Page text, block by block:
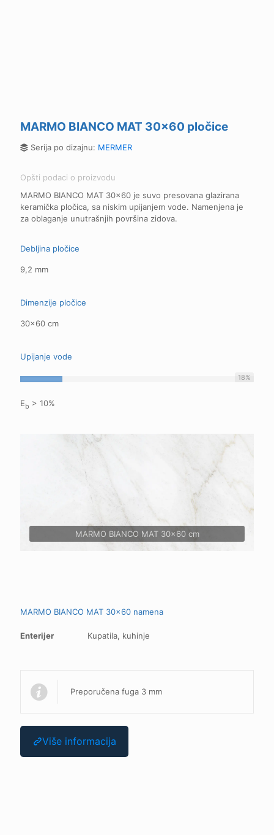
MARMO BIANCO MAT 30x60 pločice
Serija po dizajnu: MERMER
Opšti podaci o proizvodu
MARMO BIANCO MAT 30x60 je suvo presovana glazirana
keramička pločica, sa niskim upijanjem vode. Namenjena je
za oblaganje unutrašnjih površina zidova.
Debljina pločice
9,2 mm
Dimenzije pločice
30x60 cm
Upijanje vode
18%
Eb > 10%
MARMO BIANCO MAT 30x60 cm
MARMO BIANCO MAT 30x60 namena
Enterijer Kupatila, kuhinje
Preporučena fuga 3 mm
Više informacija